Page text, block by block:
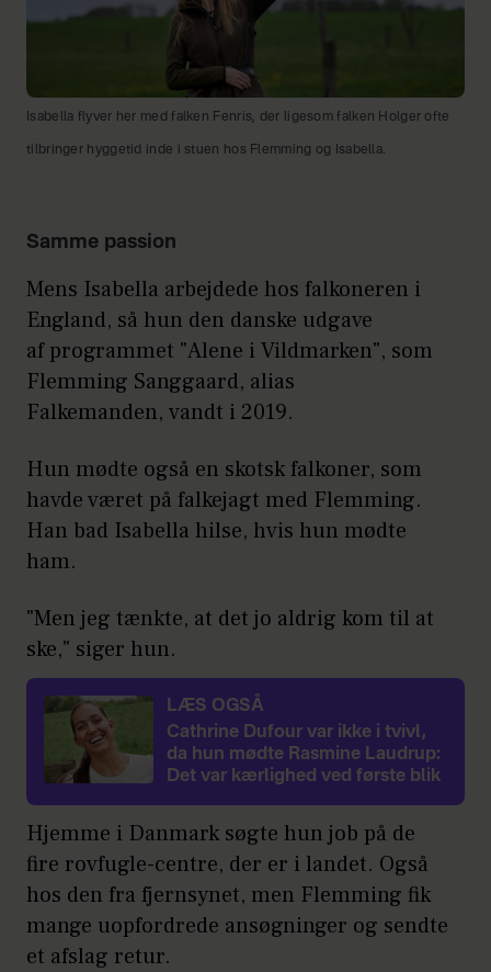
Isabella flyver her med falken Fenris, der ligesom falken Holger ofte
tilbringer hyggetid inde i stuen hos Flemming og Isabella.
Samme passion
Mens Isabella arbejdede hos falkoneren i
England, så hun den danske udgave
af programmet "Alene i Vildmarken", som
Flemming Sanggaard, alias
Falkemanden, vandt i 2019.
Hun mødte også en skotsk falkoner, som
havde været på falkejagt med Flemming.
Han bad Isabella hilse, hvis hun mødte
ham.
"Men jeg tænkte, at det jo aldrig kom til at
ske," siger hun.
LÆS OGSÅ
Cathrine Dufour var ikke i tvivl,
da hun mødte Rasmine Laudrup:
Det var kærlighed ved første blik
Hjemme i Danmark søgte hun job på de
fire rovfugle-centre, der er i landet. Også
hos den fra fjernsynet, men Flemming fik
mange uopfordrede ansøgninger og sendte
et afslag retur.